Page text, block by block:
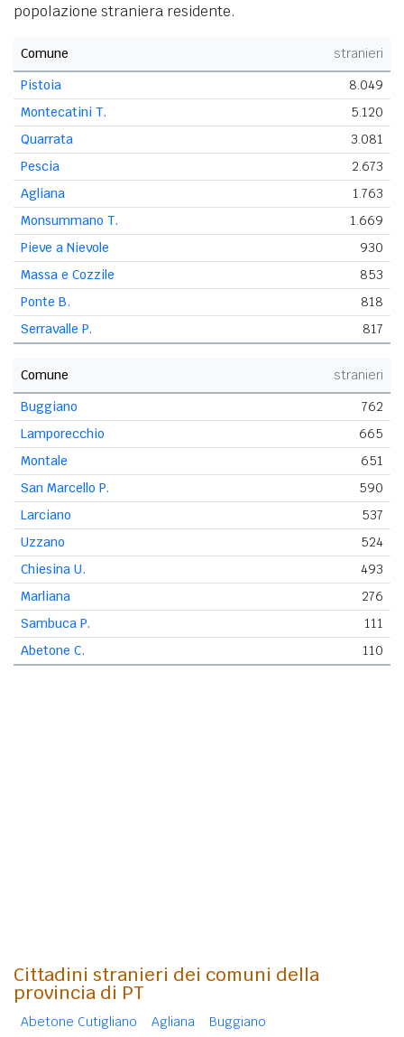
popolazione straniera residente.
Comune
stranieri
Pistoia
8.049
Montecatini T.
5.120
Quarrata
3.081
Pescia
2.673
Agliana
1.763
Monsummano T.
1.669
Pieve a Nievole
930
Massa e Cozzile
853
Ponte B.
818
Serravalle P.
817
Comune
stranieri
Buggiano
762
Lamporecchio
665
Montale
651
San Marcello P.
590
Larciano
537
Uzzano
524
Chiesina U.
493
Marliana
276
Sambuca P.
111
Abetone C.
110
Cittadini stranieri dei comuni della
provincia di PT
Abetone Cutigliano Agliana
Buggiano